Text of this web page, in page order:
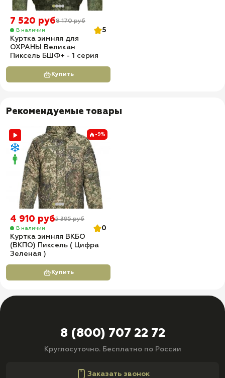
7 520 руб8 170 руб
В наличии
5
Куртка зимняя для
ОХРАНЫ Великан
Пиксель БШФ+ - 1 серия
Купить
Рекомендуемые товары
-9%
4 910 руб5 395 руб
В наличии
0
Куртка зимняя ВКБО
(ВКПО) Пиксель ( Цифра
Зеленая )
Купить
8 (800) 707 22 72
Круглосуточно. Бесплатно по России
Заказать звонок